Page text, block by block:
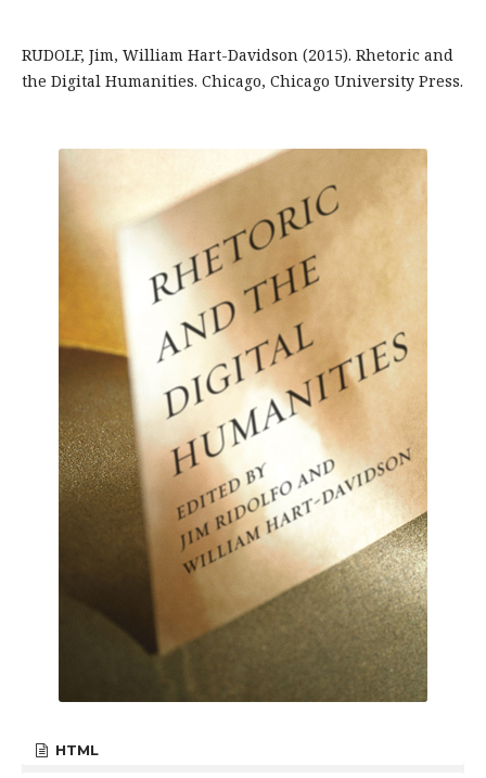
RUDOLF, Jim, William Hart-Davidson (2015). Rhetoric and
the Digital Humanities. Chicago, Chicago University Press.
HTML